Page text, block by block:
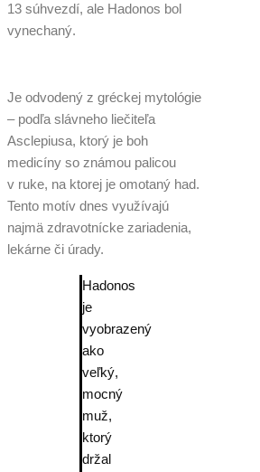
13 súhvezdí, ale Hadonos bol
vynechaný.
Je odvodený z gréckej mytológie
– podľa slávneho liečiteľa
Asclepiusa, ktorý je boh
medicíny so známou palicou
v ruke, na ktorej je omotaný had.
Tento motív dnes využívajú
najmä zdravotnícke zariadenia,
lekárne či úrady.
Hadonos
je
vyobrazený
ako
veľký,
mocný
muž,
ktorý
držal